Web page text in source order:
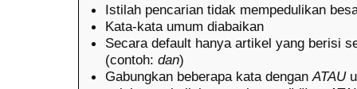
Istilah pencarian tidak mempedulikan
Kata-kata umum diabaikan
Secara default hanya artikel yang berisi
(contoh: dan)
Gabungkan beberapa kata dengan ATAU